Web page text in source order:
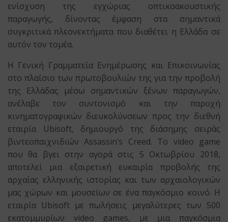
ενίσχυση της εγχώριας οπτικοακουστικής
παραγωγής, δίνοντας έμφαση στα σημαντικά
συγκριτικά πλεονεκτήματα που διαθέτει η Ελλάδα σε
αυτόν τον τομέα.
Η Γενική Γραμματεία Ενημέρωσης και Επικοινωνίας
στο πλαίσιο των πρωτοβουλιών της για την προβολή
της Ελλάδας μέσω σημαντικών ξένων παραγωγών,
ανέλαβε τον συντονισμό και την παροχή
κινηματογραφικών διευκολύνσεων προς την διεθνή
εταιρία Ubisoft, δημιουργό της διάσημης σειράς
βιντεοπαιχνιδιών Assassin’s Creed. Το video game
που θα βγει στην αγορά στις 5 Οκτωβρίου 2018,
αποτελεί μια εξαιρετική ευκαιρία προβολής της
αρχαίας ελληνικής ιστορίας και των αρχαιολογικών
μας χώρων και μουσείων σε ένα παγκόσμιο κοινό. Η
εταιρία Ubisoft με πωλήσεις μεγαλύτερες των 500
εκατομμυρίων video games, με μια παγκόσμια